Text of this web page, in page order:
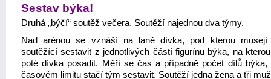
Sestav býka!
Druhá „býčí“ soutěž večera. Soutěží najednou dva týmy.
Nad arénou se vznáší na laně dívka, pod kterou musejí
soutěžící sestavit z jednotlivých částí figurínu býka, na
poté dívka posadit. Měří se čas a případně počet dílů býka,
časovém limitu stačí tým sestavit. Soutěží jedna žena a tři